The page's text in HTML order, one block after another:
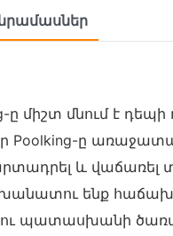
միշտ մնում է
ը
և
ենք